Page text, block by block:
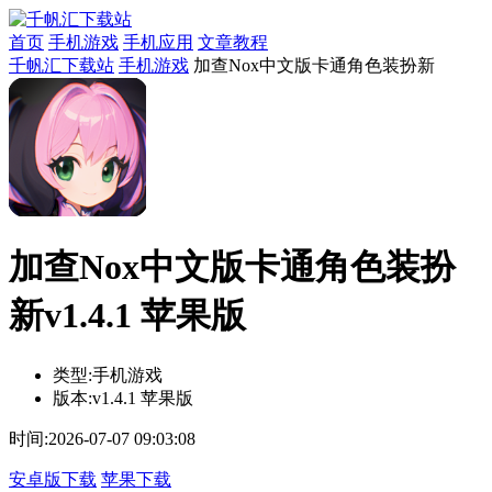
首页 手机游戏 手机应用 文章教程
千帆汇下载站 手机游戏 加查Nox中文版卡通角色装扮新
加查Nox中文版卡通角色装扮
新v1.4.1 苹果版
类型:手机游戏
版本:v1.4.1 苹果版
时间:2026-07-07 09:03:08
安卓版下载 苹果下载